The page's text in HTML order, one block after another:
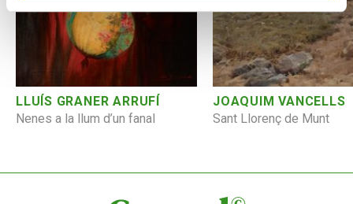
LLUÍS GRANER ARRUFÍ
Nenes a la llum d’un fanal
JOAQUIM VANCELLS
Sant Llorenç de Munt